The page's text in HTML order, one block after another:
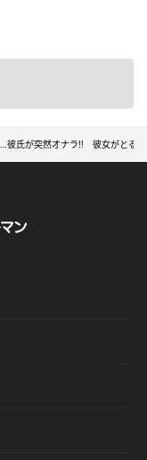
彼氏が突然オナラ!! 彼女がとるべ